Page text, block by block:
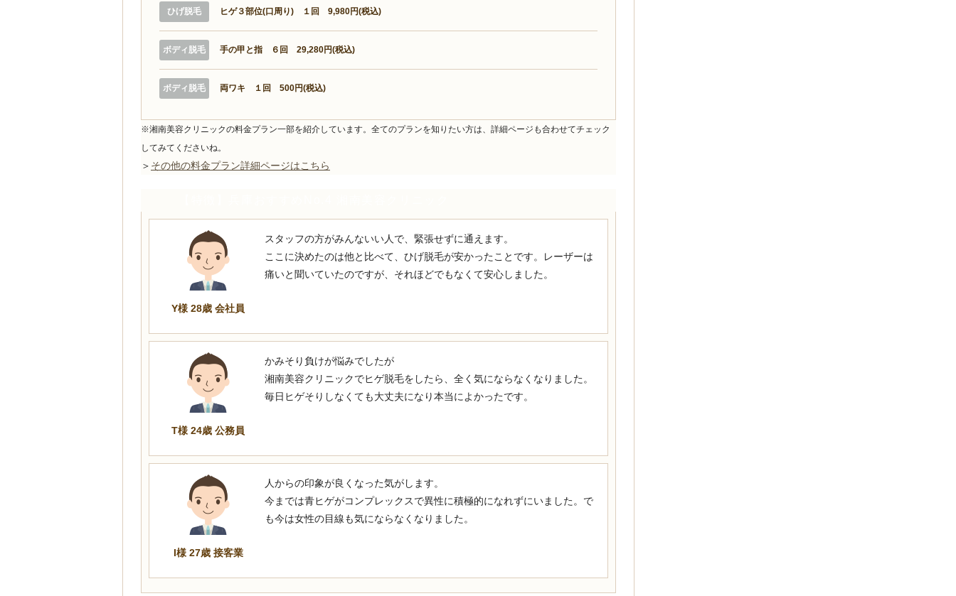
ひげ脱毛 ヒゲ３部位(口周り) １回 9,980円(税込)
ボディ脱毛 手の甲と指 ６回 29,280円(税込)
ボディ脱毛 両ワキ １回 500円(税込)
※湘南美容クリニックの料金プラン一部を紹介しています。全てのプランを知りたい方は、詳細ページも合わせてチェック
してみてくださいね。
＞ その他の料金プラン詳細ページはこちら
Y様 28歳 会社員
スタッフの方がみんないい人で、緊張せずに通えます。
ここに決めたのは他と比べて、ひげ脱毛が安かったことです。レーザーは
痛いと聞いていたのですが、それほどでもなくて安心しました。
T様 24歳 公務員
かみそり負けが悩みでしたが
湘南美容クリニックでヒゲ脱毛をしたら、全く気にならなくなりました。
毎日ヒゲそりしなくても大丈夫になり本当によかったです。
I様 27歳 接客業
人からの印象が良くなった気がします。
今までは青ヒゲがコンプレックスで異性に積極的になれずにいました。で
も今は女性の目線も気にならなくなりました。